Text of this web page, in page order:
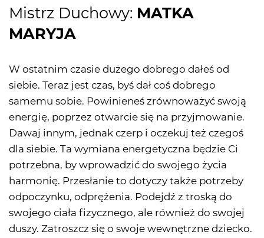
Mistrz Duchowy: MATKA
MARYJA
W ostatnim czasie dużego dobrego dałeś od
siebie. Teraz jest czas, byś dał coś dobrego
samemu sobie. Powinieneś zrównoważyć swoją
energię, poprzez otwarcie się na przyjmowanie.
Dawaj innym, jednak czerp i oczekuj też czegoś
dla siebie. Ta wymiana energetyczna będzie Ci
potrzebna, by wprowadzić do swojego życia
harmonię. Przesłanie to dotyczy także potrzeby
odpoczynku, odprężenia. Podejdź z troską do
swojego ciała fizycznego, ale również do swojej
duszy. Zatroszcz się o swoje wewnętrzne dziecko.